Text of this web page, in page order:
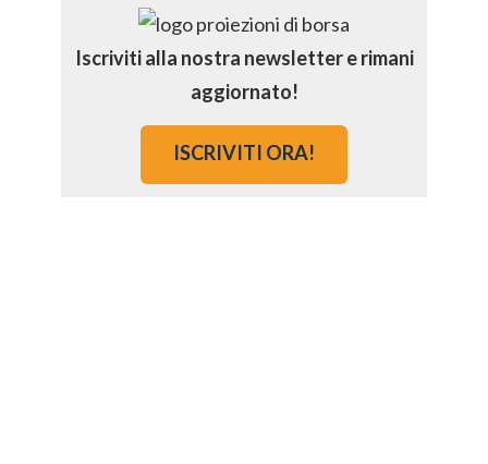
Iscriviti alla nostra newsletter e rimani
aggiornato!
ISCRIVITI ORA!